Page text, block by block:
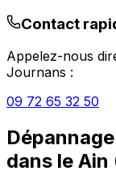
Contact
Appelez-nous
Journans :
09 72 65 32 50
dans le Ain